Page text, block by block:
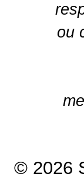
ou
© 2026